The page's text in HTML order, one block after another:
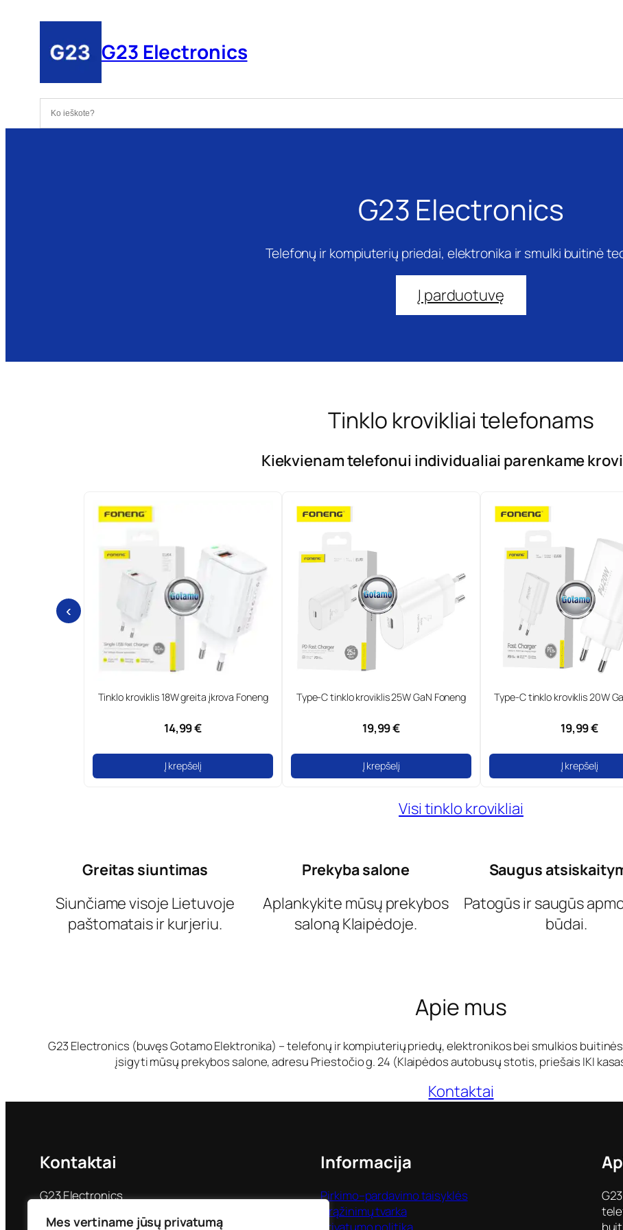
Mes vertiname jūsų privatumą
turinio
G23 Electronics
G23 Electronics
Telefonų ir kompiuterių priedai, elektronika ir smulki buitinė
Į parduotuvę
Tinklo krovikliai telefonams
Kiekvienam telefonui individualiai parenkame
‹
Tinklo kroviklis 18W greita įkrova Foneng
14,99 €
Į krepšelį
Type-C tinklo kroviklis 25W GaN Foneng
19,99 €
Į krepšelį
Type-C tinklo kroviklis 20W GaN
19,99 €
Į krepšelį
Visi tinklo krovikliai
Greitas siuntimas
Siunčiame visoje Lietuvoje
paštomatais ir kurjeriu.
Prekyba salone
Aplankykite mūsų prekybos
saloną Klaipėdoje.
Saugus
Patogūs ir saugūs
būdai.
Apie mus
G23 Electronics (buvęs Gotamo Elektronika) – telefonų ir kompiuterių priedų, elektronikos bei smulkios
įsigyti mūsų prekybos salone, adresu Priestočio g. 24 (Klaipėdos autobusų stotis, priešais IKI
Kontaktai
Kontaktai
G23 Electronics
Klaipėda LT-92228
Informacija
Pirkimo–pardavimo taisyklės
Grąžinimų tvarka
Privatumo politika